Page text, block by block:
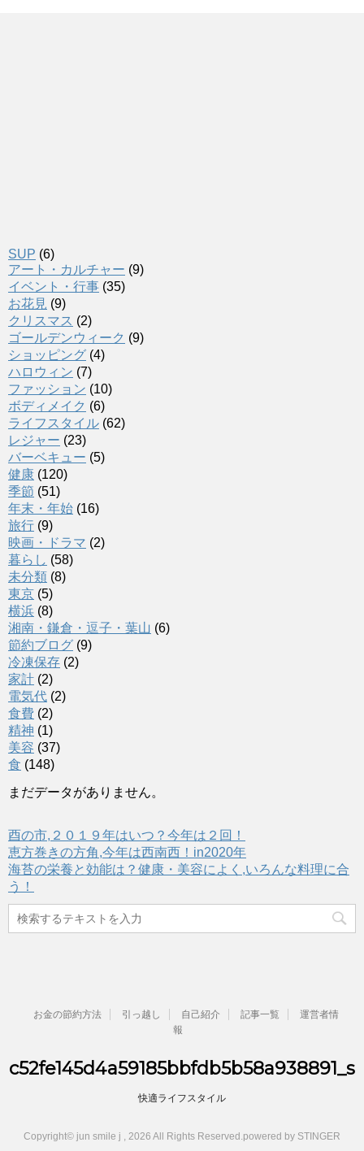
SUP (6)
アート・カルチャー (9)
イベント・行事 (35)
お花見 (9)
クリスマス (2)
ゴールデンウィーク (9)
ショッピング (4)
ハロウィン (7)
ファッション (10)
ボディメイク (6)
ライフスタイル (62)
レジャー (23)
バーベキュー (5)
健康 (120)
季節 (51)
年末・年始 (16)
旅行 (9)
映画・ドラマ (2)
暮らし (58)
未分類 (8)
東京 (5)
横浜 (8)
湘南・鎌倉・逗子・葉山 (6)
節約ブログ (9)
冷凍保存 (2)
家計 (2)
電気代 (2)
食費 (2)
精神 (1)
美容 (37)
食 (148)
まだデータがありません。
酉の市,２０１９年はいつ？今年は２回！
恵方巻きの方角,今年は西南西！in2020年
海苔の栄養と効能は？健康・美容によく,いろんな料理に合
う！
お金の節約方法 引っ越し 自己紹介 記事一覧
運営者情
報
c52fe145d4a59185bbfdb5b58a938891_s
快適ライフスタイル
Copyright© jun smile j , 2026 All Rights Reserved.powered by STINGER